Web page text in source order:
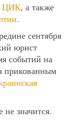
ЦИК, а также
.
сентября
юрист
событий на
прикованным
значится.